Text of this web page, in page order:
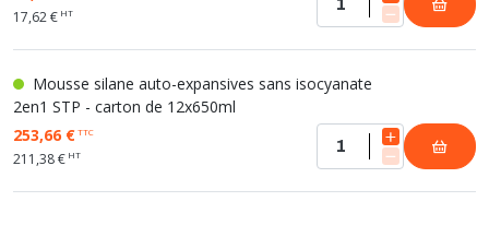
17,62 € HT
Mousse silane auto-expansives sans isocyanate
2en1 STP - carton de 12x650ml
253,66 €TTC
211,38 € HT